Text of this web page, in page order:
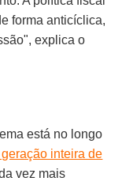
forma anticíclica,
explica o
está no longo
inteira de
vez mais